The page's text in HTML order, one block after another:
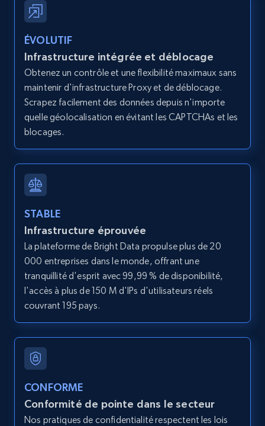
Zillow properties listing information -
Search by parameters on zillow and use the
direct link as input
Zpid, City, State, HomeStatus, Address,
IsListingClaimedByCurrentSignedInUser,
IsCurrentSignedInAgentResponsible, Bedrooms,
and more.
LinkedIn posts
URL, ID, User id, Use url, Title, Headline, Post
text, Date posted, and more.
11.3K+ 1.5K+ Essai gratuit
LinkedIn posts - Discover user's articles by
URL
URL, ID, User id, Use url, Title, Headline, Post
text, Date posted, and more.
ÉVOLUTIF
Infrastructure intégrée et déblocage
Obtenez un contrôle et une flexibilité maximaux sans
maintenir d'infrastructure Proxy et de déblocage.
Scrapez facilement des données depuis n'importe
quelle géolocalisation en évitant les CAPTCHAs et les
blocages.
STABLE
Infrastructure éprouvée
La plateforme de Bright Data propulse plus de 20
000 entreprises dans le monde, offrant une
tranquillité d'esprit avec 99,99 % de disponibilité,
l'accès à plus de 150 M d'IPs d'utilisateurs réels
couvrant 195 pays.
CONFORME
Conformité de pointe dans le secteur
Nos pratiques de confidentialité respectent les lois